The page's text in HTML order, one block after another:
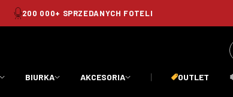
BEZPIECZNE I SZYBKIE TRANSAKCJE
BIURKA AKCESORIA OUTLET